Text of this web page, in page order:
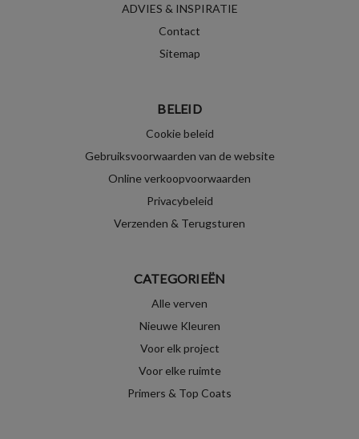
ADVIES & INSPIRATIE
Contact
Sitemap
BELEID
Cookie beleid
Gebruiksvoorwaarden van de website
Online verkoopvoorwaarden
Privacybeleid
Verzenden & Terugsturen
CATEGORIEËN
Alle verven
Nieuwe Kleuren
Voor elk project
Voor elke ruimte
Primers & Top Coats